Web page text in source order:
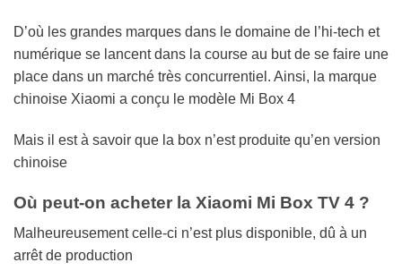
D’où les grandes marques dans le domaine de l’hi-tech et
numérique se lancent dans la course au but de se faire une
place dans un marché très concurrentiel. Ainsi, la marque
chinoise Xiaomi a conçu le modèle Mi Box 4
Mais il est à savoir que la box n’est produite qu’en version
chinoise
Où peut-on acheter la Xiaomi Mi Box TV 4 ?
Malheureusement celle-ci n’est plus disponible, dû à un
arrêt de production